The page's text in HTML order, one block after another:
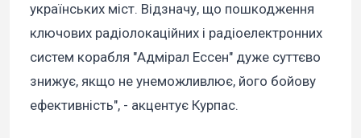
українських міст. Відзначу, що пошкодження
ключових радіолокаційних і радіоелектронних
систем корабля "Адмірал Ессен" дуже суттєво
знижує, якщо не унеможливлює, його бойову
ефективність", - акцентує Курпас.